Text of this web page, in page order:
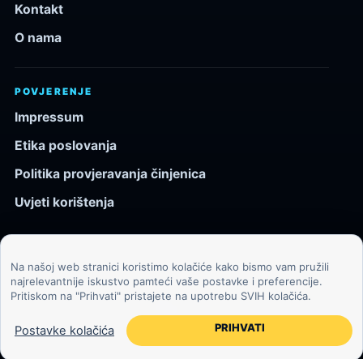
Kontakt
O nama
POVJERENJE
Impressum
Etika poslovanja
Politika provjeravanja činjenica
Uvjeti korištenja
© 2026 Kozmos.hr. Sva prava pridržana.
Svemir, znanost, tehnologija i velike ideje za znatiželjne
čitatelje.
Na našoj web stranici koristimo kolačiće kako bismo vam pružili
najrelevantnije iskustvo pamteći vaše postavke i preferencije.
Pritiskom na "Prihvati" pristajete na upotrebu SVIH kolačića.
Postavke kolačića PRIHVATI